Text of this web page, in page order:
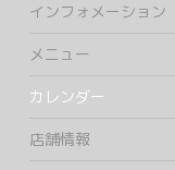
インフォメーション
メニュー
カレンダー
店舗情報